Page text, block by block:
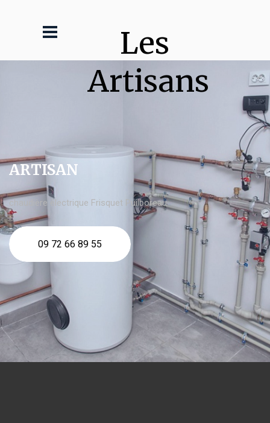
Les
Artisans
ARTISAN
chaudière électrique Frisquet Puilboreau
09 72 66 89 55